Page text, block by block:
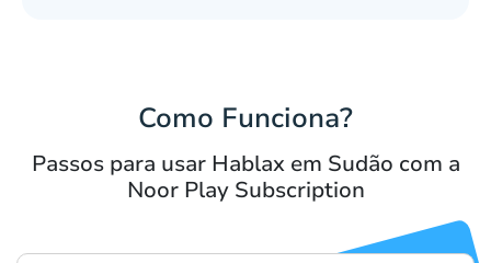
Como Funciona?
Passos para usar Hablax em Sudão com a
Noor Play Subscription